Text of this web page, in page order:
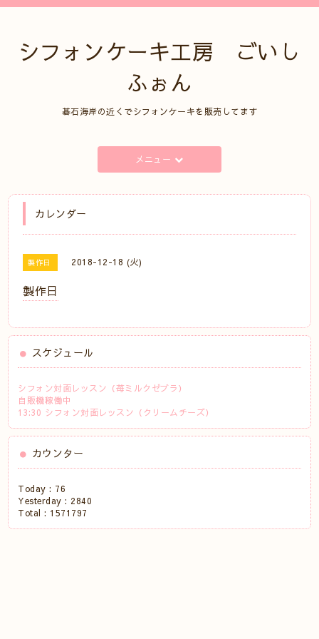
シフォンケーキ工房 ごいし
ふぉん
碁石海岸の近くでシフォンケーキを販売してます
メニュー
カレンダー
製作日 2018-12-18 (火)
製作日
スケジュール
シフォン対面レッスン（苺ミルクゼブラ）
自販機稼働中
13:30 シフォン対面レッスン（クリームチーズ）
カウンター
Today : 76
Yesterday : 2840
Total : 1571797